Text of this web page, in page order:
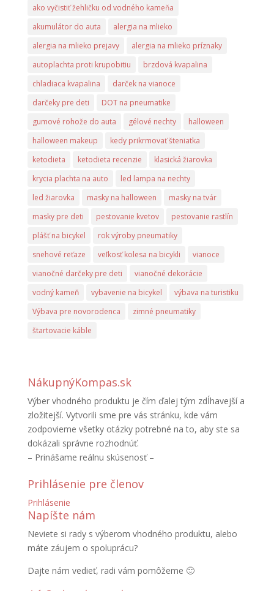
ako vyčistiť žehličku od vodného kameňa
akumulátor do auta
alergia na mlieko
alergia na mlieko prejavy
alergia na mlieko príznaky
autoplachta proti krupobitiu
brzdová kvapalina
chladiaca kvapalina
darček na vianoce
darčeky pre deti
DOT na pneumatike
gumové rohože do auta
gélové nechty
halloween
halloween makeup
kedy prikrmovať šteniatka
ketodieta
ketodieta recenzie
klasická žiarovka
krycia plachta na auto
led lampa na nechty
led žiarovka
masky na halloween
masky na tvár
masky pre deti
pestovanie kvetov
pestovanie rastlín
plášť na bicykel
rok výroby pneumatiky
snehové reťaze
veľkosť kolesa na bicykli
vianoce
vianočné darčeky pre deti
vianočné dekorácie
vodný kameň
vybavenie na bicykel
výbava na turistiku
Výbava pre novorodenca
zimné pneumatiky
štartovacie káble
NákupnýKompas.sk
Výber vhodného produktu je čím ďalej tým zdĺhavejší a
zložitejší. Vytvorili sme pre vás stránku, kde vám
zodpovieme všetky otázky potrebné na to, aby ste sa
dokázali správne rozhodnúť.
– Prinášame reálnu skúsenosť –
Prihlásenie pre členov
Prihlásenie
Napíšte nám
Neviete si rady s výberom vhodného produktu, alebo
máte záujem o spoluprácu?
Dajte nám vedieť, radi vám pomôžeme 🙂